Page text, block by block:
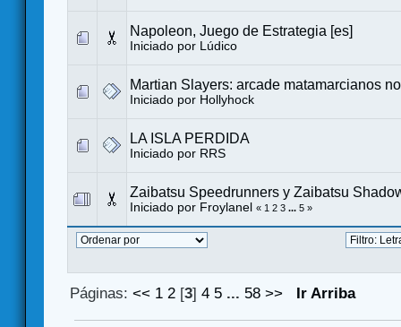
Napoleon, Juego de Estrategia [es]
Iniciado por Lúdico
Martian Slayers: arcade matamarcianos
Iniciado por Hollyhock
LA ISLA PERDIDA
Iniciado por RRS
Zaibatsu Speedrunners y Zaibatsu
Iniciado por Froylanel « 1 2 3 ... 5 »
Páginas:<< 1 2 [3]4 5 ... 58 >> Ir Arriba